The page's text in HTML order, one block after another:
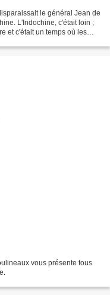
le général Jean de
L'Indochine, c'était loin ;
et c'était un temps où les
vous présente tous